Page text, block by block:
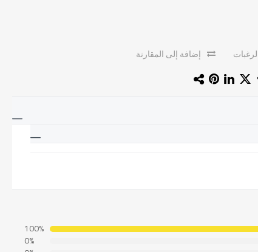
إضافة إلى المقارنة
100%
0%